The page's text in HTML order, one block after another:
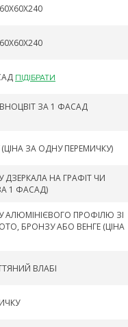
ПІДІБРАТИ
ЗА 1 ФАСАД
ЗА ОДНУ ПЕРЕМИЧКУ)
ДЗЕРКАЛА НА ГРАФІТ ЧИ
1 ФАСАД)
АЛЮМІНІЄВОГО ПРОФІЛЮ ЗІ
БРОНЗУ АБО ВЕНГЕ (ЦІНА
ВЛАБІ